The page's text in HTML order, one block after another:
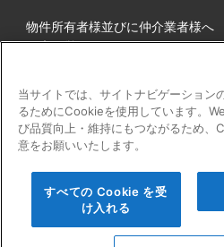
物件所有者様並びに仲介業者様へ
健康経営
プライバシーポリシー
障害者の表記について
よくある質問
当サイトでは、サイトナビゲーション
るためにCookieを使用しています。
び品質向上・維持にもつながるため、
意をお願いいたします。
すべての Cookie を受
け入れる